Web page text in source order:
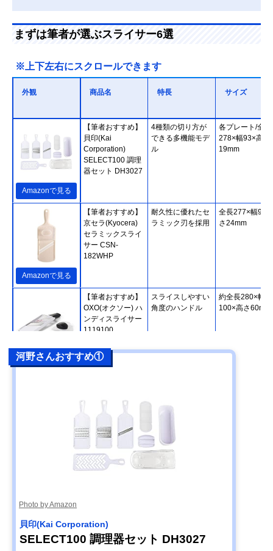
まずは筆者が選ぶスライサー6選
※上下左右にスクロールできます
外観 商品名 特長 サイズ
Amazonで見る
【筆者おすすめ】
貝印(Kai
Corporation)
SELECT100 調理
器セット DH3027
4種類の切り方が
できる多機能モデ
ル
各プレート/全長
278×幅93×高さ
19mm
Amazonで見る
【筆者おすすめ】
京セラ(Kyocera)
セラミックスライ
サー CSN-
182WHP
耐久性に優れたセ
ラミック刃を採用
全長277×幅92×
さ24mm
Amazonで見る
【筆者おすすめ】
OXO(オクソー) ハ
ンディスライサー
1119100
スライスしやすい
角度のハンドル
約全長280×幅
100×高さ60mm
(Benriner) プロフ
ェッショナル 万能
野菜調理器 ベンリ
ナー No.64
【筆者おすすめ】
1/4カットのキャ
Amazonで見る
【筆者おすすめ】
Cuisinart(クイジ
パターン
河野さんおすすめ①
Photo by Amazon
貝印(Kai Corporation)
SELECT100 調理器セット DH3027